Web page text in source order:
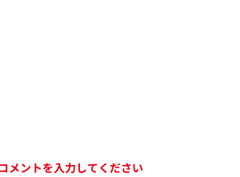
メントを入力してください